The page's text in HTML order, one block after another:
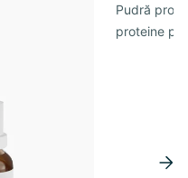
Pudră
proteine pe